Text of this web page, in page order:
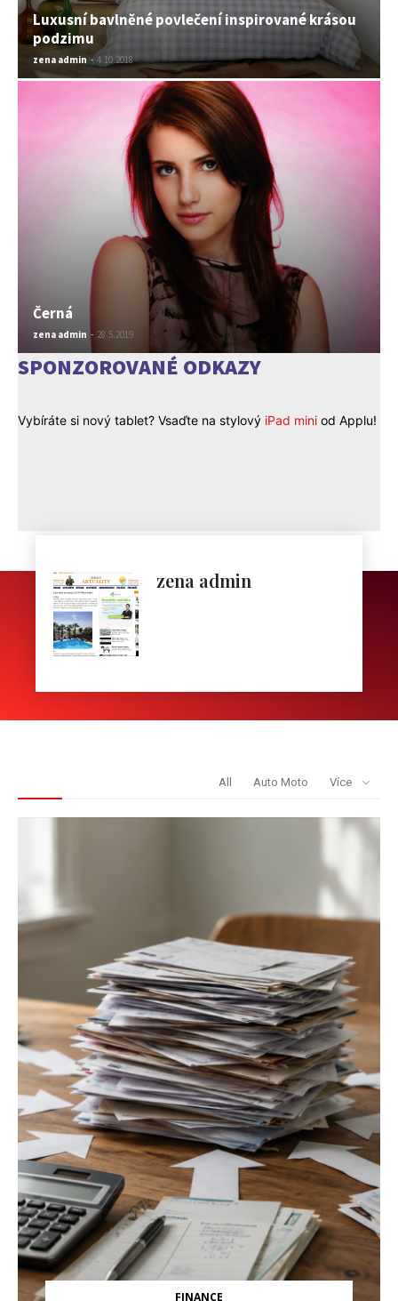
Luxusní bavlněné povlečení inspirované krásou
podzimu
zena admin - 4.10.2018
Černá
zena admin - 28.5.2019
SPONZOROVANÉ ODKAZY
Vybíráte si nový tablet? Vsaďte na stylový iPad mini od Applu!
zena admin
All Auto Moto Více
FINANCE